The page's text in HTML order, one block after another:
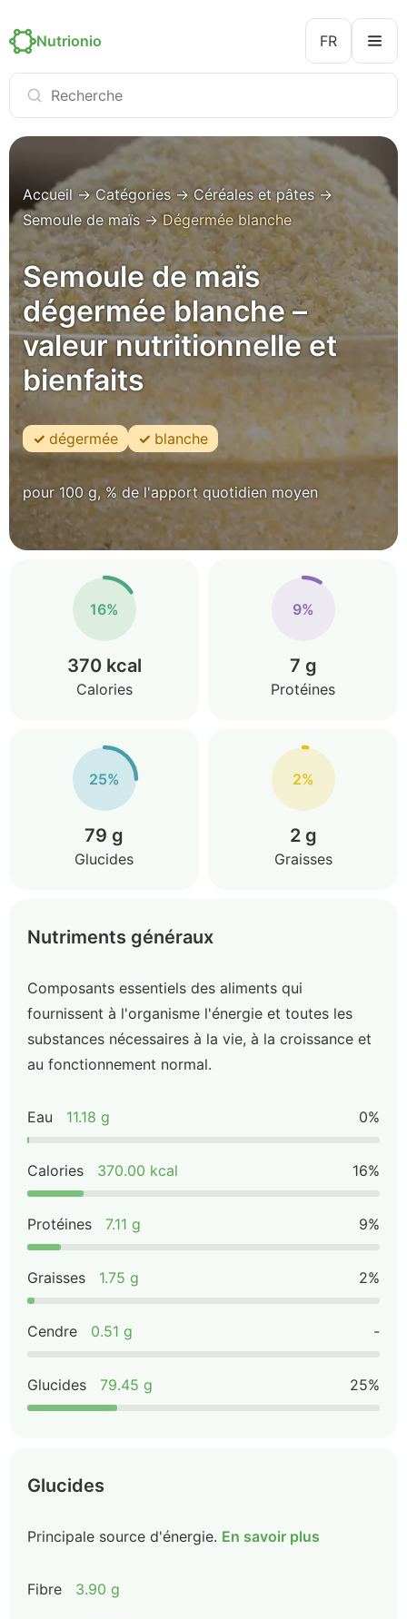
Nutrionio FR
Accueil →Catégories→ Céréales et pâtes→
Semoule de maïs →Dégermée blanche
Semoule de maïs
dégermée blanche –
valeur nutritionnelle et
bienfaits
dégermée blanche
pour 100 g, % de l'apport quotidien moyen
16%
370 kcal
Calories
9%
7 g
Protéines
25%
79 g
Glucides
2%
2 g
Graisses
Nutriments généraux
Composants essentiels des aliments qui
fournissent à l'organisme l'énergie et toutes les
substances nécessaires à la vie, à la croissance et
au fonctionnement normal.
Eau 11.18 g 0%
Calories 370.00 kcal 16%
Protéines 7.11 g 9%
Graisses 1.75 g 2%
Cendre 0.51 g -
Glucides 79.45 g 25%
Glucides
Principale source d'énergie. En savoir plus
Fibre 3.90 g